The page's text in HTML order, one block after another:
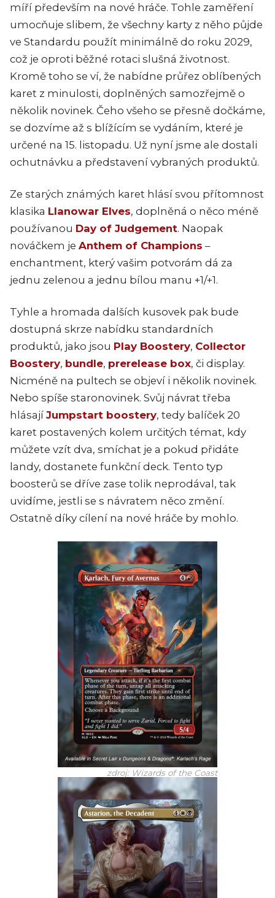
míří především na nové hráče. Tohle zaměření
umocňuje slibem, že všechny karty z něho půjde
ve Standardu použít minimálně do roku 2029,
což je oproti běžné rotaci slušná životnost.
Kromě toho se ví, že nabídne průřez oblíbených
karet z minulosti, doplněných samozřejmě o
několik novinek. Čeho všeho se přesně dočkáme,
se dozvíme až s blížícím se vydáním, které je
určené na 15. listopadu. Už nyní jsme ale dostali
ochutnávku a představení vybraných produktů.
Ze starých známých karet hlásí svou přítomnost
klasika Llanowar Elves, doplněná o něco méně
používanou Day of Judgement. Naopak
nováčkem je Anthem of Champions –
enchantment, který vašim potvorám dá za
jednu zelenou a jednu bílou manu +1/+1.
Tyhle a hromada dalších kusovek pak bude
dostupná skrze nabídku standardních
produktů, jako jsou Play Boostery, Collector
Boostery, bundle, prerelease box, či display.
Nicméně na pultech se objeví i několik novinek.
Nebo spíše staronovinek. Svůj návrat třeba
hlásají Jumpstart boostery, tedy balíček 20
karet postavených kolem určitých témat, kdy
můžete vzít dva, smíchat je a pokud přidáte
landy, dostanete funkční deck. Tento typ
boosterů se dříve zase tolik neprodával, tak
uvidíme, jestli se s návratem něco změní.
Ostatně díky cílení na nové hráče by mohlo.
zdroj: Wizards of the Coast